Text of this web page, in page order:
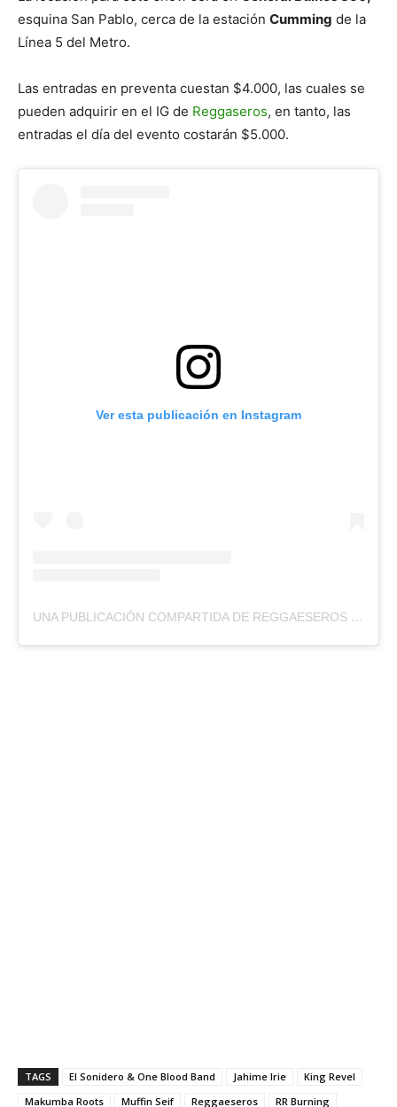
esquina San Pablo, cerca de la estación Cumming de la
Línea 5 del Metro.
Las entradas en preventa cuestan $4.000, las cuales se
pueden adquirir en el IG de Reggaseros, en tanto, las
entradas el día del evento costarán $5.000.
Ver esta publicación en Instagram
UNA PUBLICACIÓN COMPARTIDA DE REGGAESEROS (@REGGAESEROS)
TAGS El Sonidero & One Blood Band Jahime Irie
King Revel
Makumba Roots
Muffin Seif Reggaeseros RR Burning